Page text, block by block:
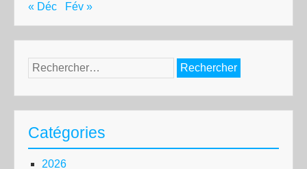
« Déc Fév »
Rechercher :
Catégories
2026